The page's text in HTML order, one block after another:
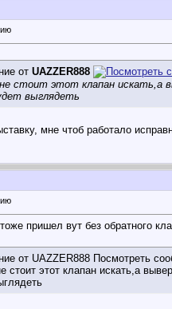
от UAZZER888
стоит этот клапан искать,а
выглядеть
мне чтоб работало
пришел вут без обратного
от UAZZER888 Посмотреть
стоит этот клапан искать,а